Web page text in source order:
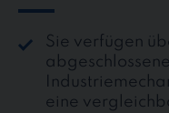
Sie verfügen
eine